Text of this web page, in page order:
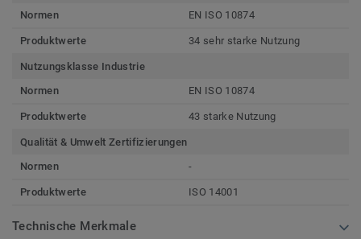
Normen
EN ISO 10874
Produktwerte 34 sehr starke Nutzung
Nutzungsklasse Industrie
Normen
EN ISO 10874
Produktwerte 43 starke Nutzung
Qualität & Umwelt Zertifizierungen
Normen
-
Produktwerte ISO 14001
Technische Merkmale